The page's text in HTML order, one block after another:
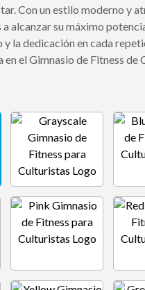
Con un estilo moderno y
alcanzar su máximo
la dedicación en cada
el Gimnasio de Fitness de